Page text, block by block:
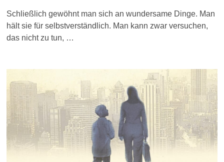
Schließlich gewöhnt man sich an wundersame Dinge. Man
hält sie für selbstverständlich. Man kann zwar versuchen,
das nicht zu tun, …